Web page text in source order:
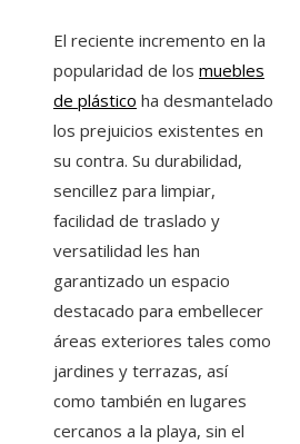
El reciente incremento en la
popularidad de los muebles
de plástico ha desmantelado
los prejuicios existentes en
su contra. Su durabilidad,
sencillez para limpiar,
facilidad de traslado y
versatilidad les han
garantizado un espacio
destacado para embellecer
áreas exteriores tales como
jardines y terrazas, así
como también en lugares
cercanos a la playa, sin el